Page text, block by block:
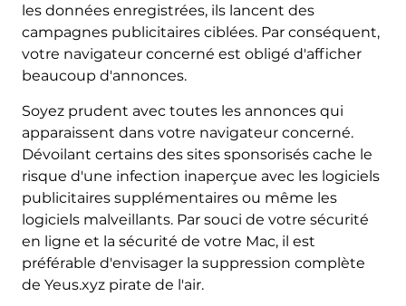
les données enregistrées, ils lancent des
campagnes publicitaires ciblées. Par conséquent,
votre navigateur concerné est obligé d'afficher
beaucoup d'annonces.
Soyez prudent avec toutes les annonces qui
apparaissent dans votre navigateur concerné.
Dévoilant certains des sites sponsorisés cache le
risque d'une infection inaperçue avec les logiciels
publicitaires supplémentaires ou même les
logiciels malveillants. Par souci de votre sécurité
en ligne et la sécurité de votre Mac, il est
préférable d'envisager la suppression complète
de Yeus.xyz pirate de l'air.